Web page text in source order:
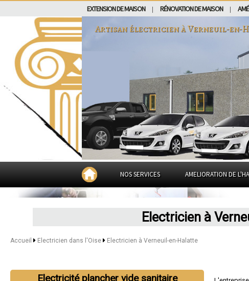
EXTENSION DE MAISON RÉNOVATION DE MAISON
Artisan électricien àVerneuil-en-
NOS SERVICES AMELIORATION DE
Electricien à
Accueil Electricien dans l'Oise Electricien à Verneuil-en-Halatte
Electricité plancher vide sanitaire